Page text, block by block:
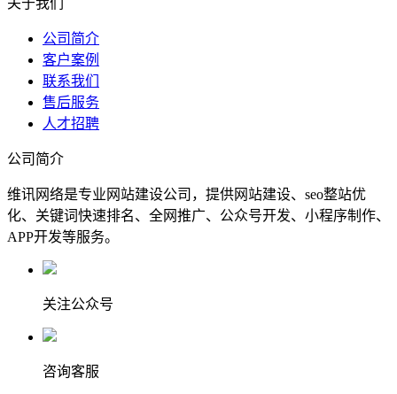
关于我们
公司简介
客户案例
联系我们
售后服务
人才招聘
公司简介
维讯网络是专业网站建设公司，提供网站建设、seo整站优
化、关键词快速排名、全网推广、公众号开发、小程序制作、
APP开发等服务。
关注公众号
咨询客服